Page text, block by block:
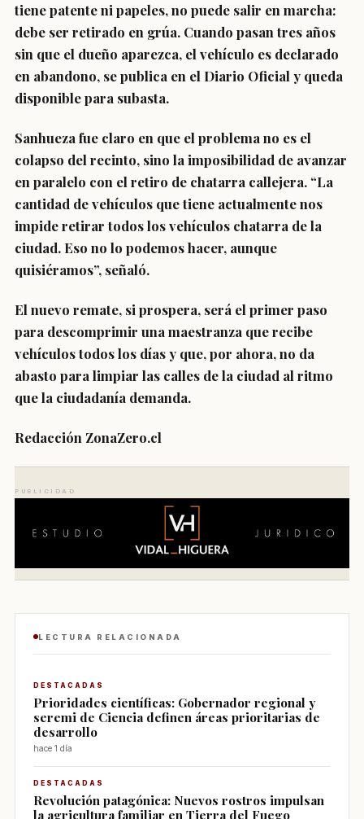
tiene patente ni papeles, no puede salir en marcha:
debe ser retirado en grúa. Cuando pasan tres años
sin que el dueño aparezca, el vehículo es declarado
en abandono, se publica en el Diario Oficial y queda
disponible para subasta.
Sanhueza fue claro en que el problema no es el
colapso del recinto, sino la imposibilidad de avanzar
en paralelo con el retiro de chatarra callejera. “La
cantidad de vehículos que tiene actualmente nos
impide retirar todos los vehículos chatarra de la
ciudad. Eso no lo podemos hacer, aunque
quisiéramos”, señaló.
El nuevo remate, si prospera, será el primer paso
para descomprimir una maestranza que recibe
vehículos todos los días y que, por ahora, no da
abasto para limpiar las calles de la ciudad al ritmo
que la ciudadanía demanda.
Redacción ZonaZero.cl
PUBLICIDAD
LECTURA RELACIONADA
DESTACADAS
Prioridades científicas: Gobernador regional y
seremi de Ciencia definen áreas prioritarias de
desarrollo
hace 1 día
DESTACADAS
Revolución patagónica: Nuevos rostros impulsan
la agricultura familiar en Tierra del Fuego